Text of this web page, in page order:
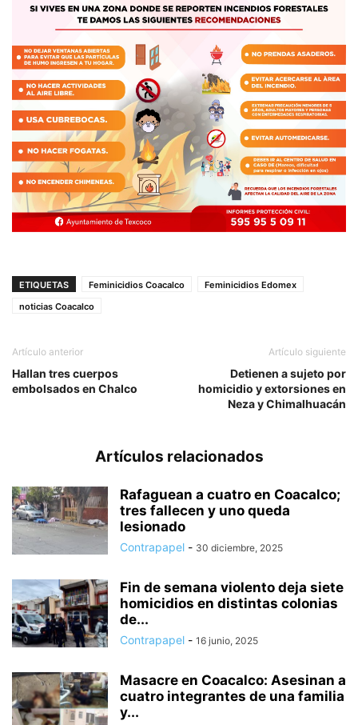
ETIQUETAS Feminicidios Coacalco
Feminicidios Edomex
noticias Coacalco
Artículo anterior
Hallan tres cuerpos
embolsados en Chalco
Artículo siguiente
Detienen a sujeto por
homicidio y extorsiones en
Neza y Chimalhuacán
Artículos relacionados
Rafaguean a cuatro en Coacalco;
tres fallecen y uno queda
lesionado
Contrapapel - 30 diciembre, 2025
Fin de semana violento deja siete
homicidios en distintas colonias
de...
Contrapapel - 16 junio, 2025
Masacre en Coacalco: Asesinan a
cuatro integrantes de una familia
y...